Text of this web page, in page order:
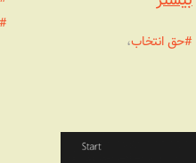
حق انتخاب،